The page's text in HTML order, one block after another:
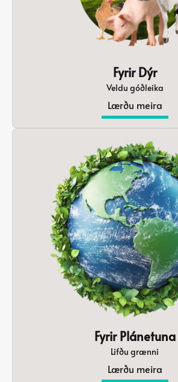
Fyrir Dýr
Veldu góðleika
Lærðu meira
Fyrir Plánetuna
Lifðu grænni
Lærðu meira